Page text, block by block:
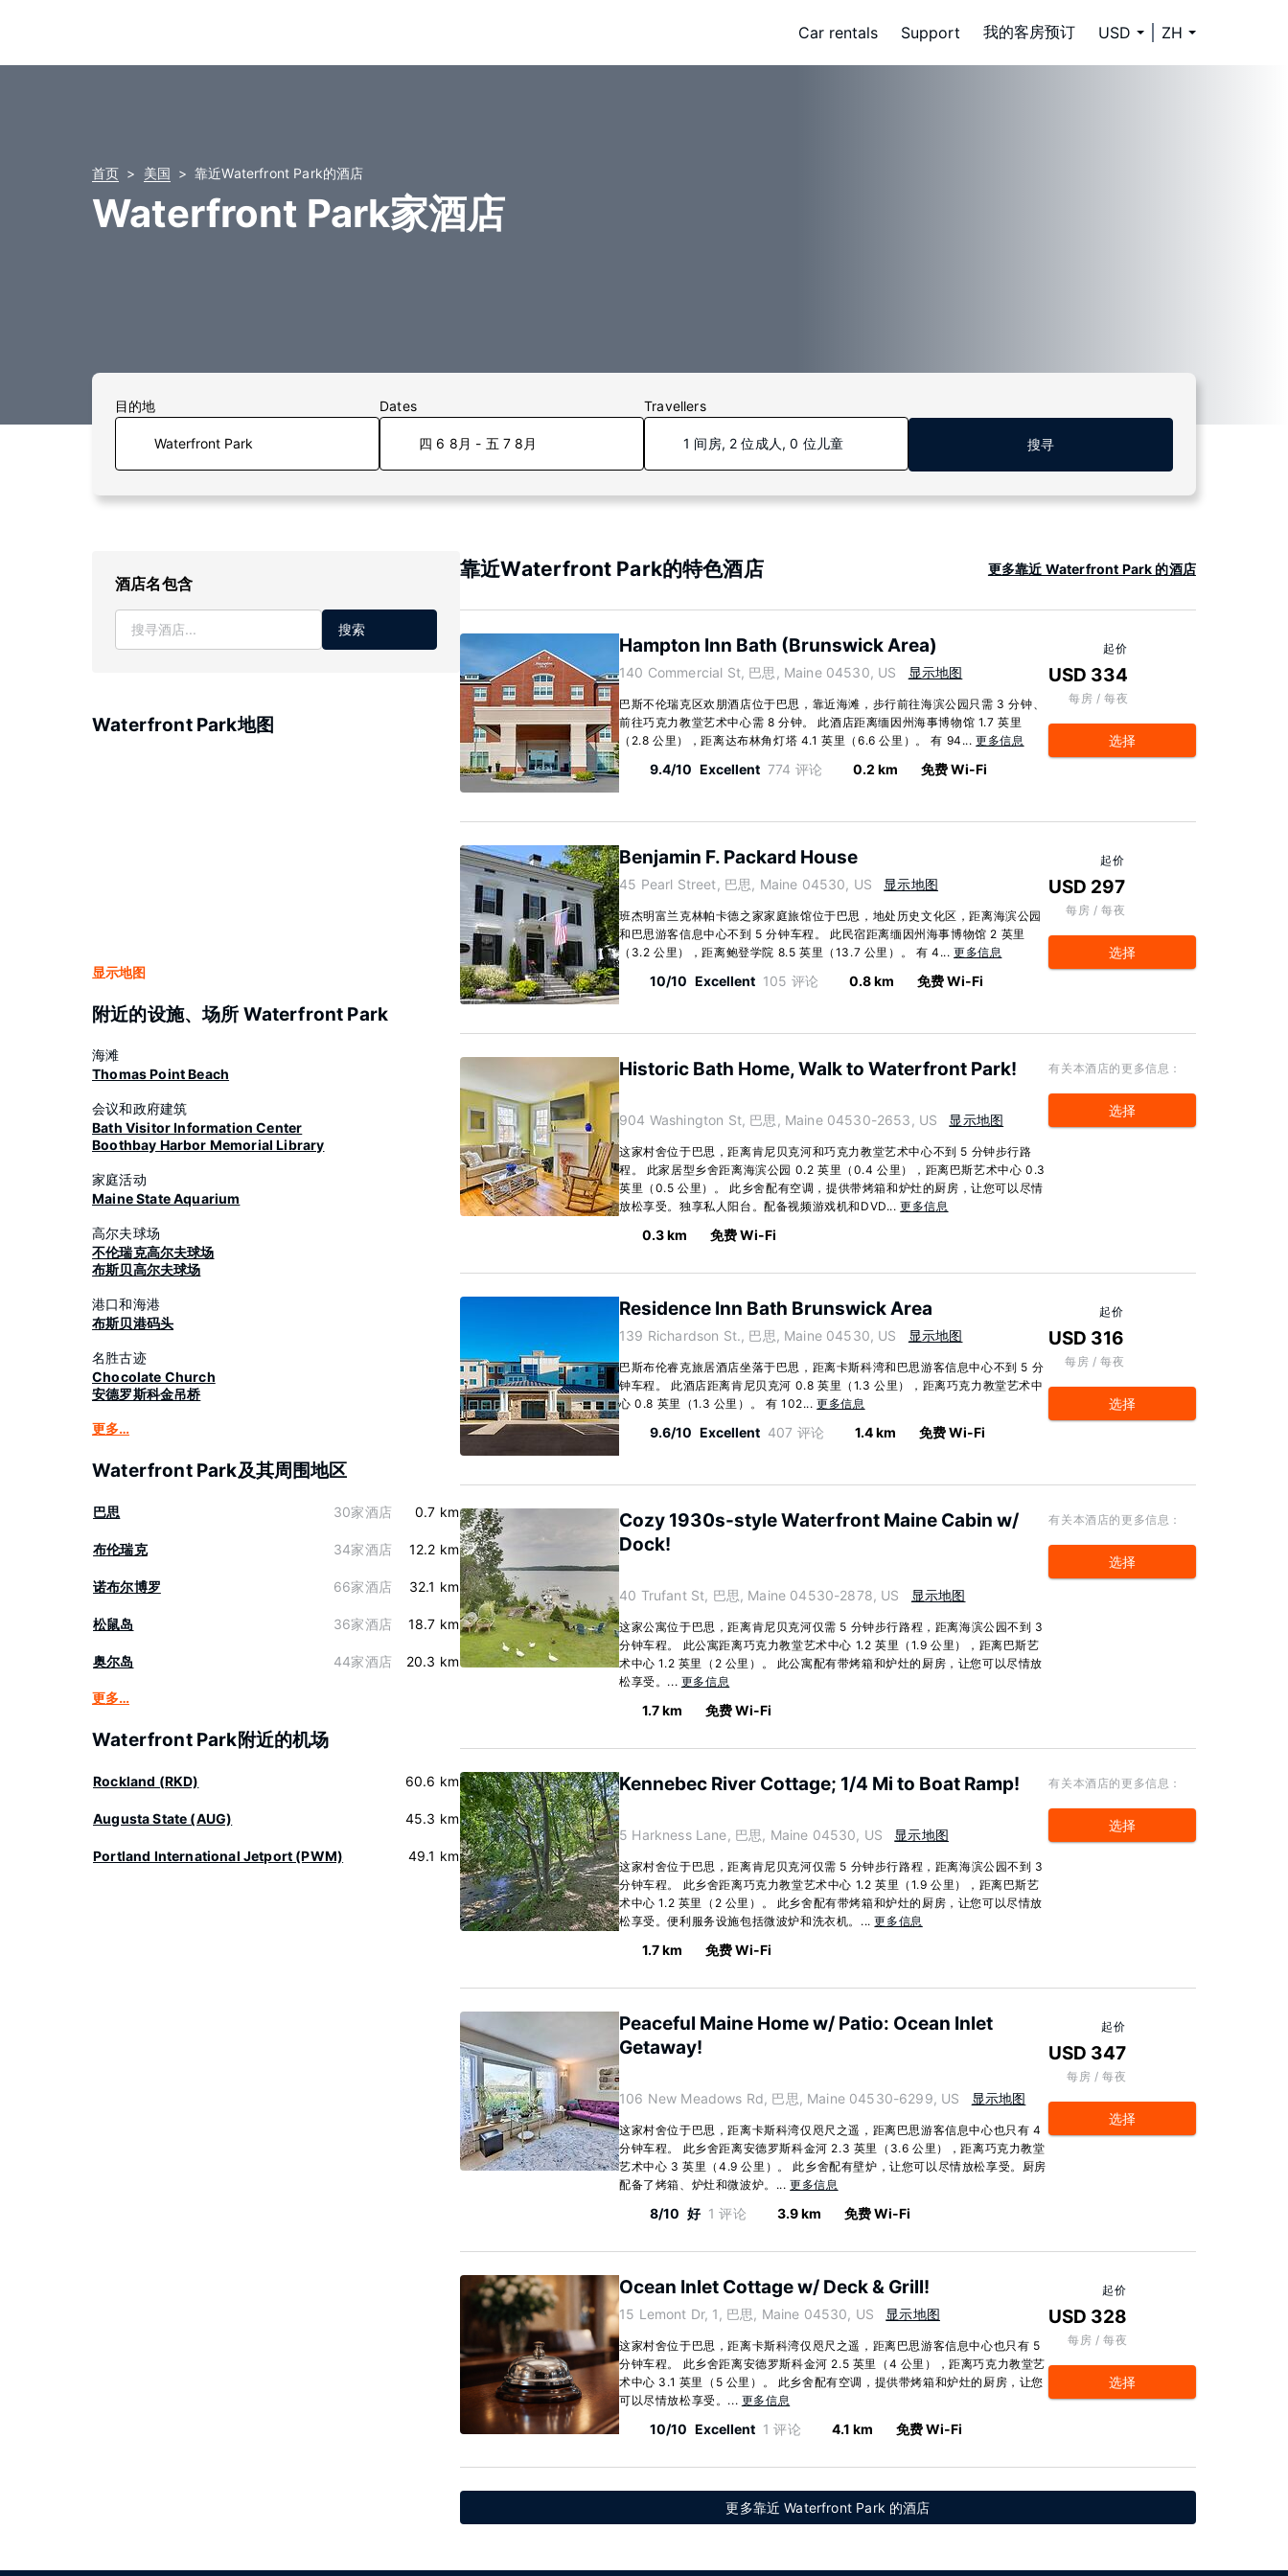
Car rentals Support 我的客房预订 USD ZH
首页 美国 靠近Waterfront Park的酒店
Waterfront Park家酒店
目的地 Dates
四 6 8月 - 五 7 8月
Travellers
1 间房, 2 位成人, 0 位儿童 搜寻
酒店名包含
搜索
Waterfront Park地图
显示地图
附近的设施、场所 Waterfront Park
海滩
Thomas Point Beach
会议和政府建筑
Bath Visitor Information Center
Boothbay Harbor Memorial Library
家庭活动
Maine State Aquarium
高尔夫球场
不伦瑞克高尔夫球场
布斯贝高尔夫球场
港口和海港
布斯贝港码头
名胜古迹
Chocolate Church
安德罗斯科金吊桥
更多…
Waterfront Park及其周围地区
巴思 30家酒店 0.7 km
布伦瑞克 34家酒店 12.2 km
诺布尔博罗 66家酒店 32.1 km
松鼠岛 36家酒店 18.7 km
奥尔岛 44家酒店 20.3 km
更多…
Waterfront Park附近的机场
Rockland (RKD) 60.6 km
Augusta State (AUG) 45.3 km
Portland International Jetport (PWM) 49.1 km
靠近Waterfront Park的特色酒店 更多靠近 Waterfront Park 的酒店
Hampton Inn Bath (Brunswick Area)
140 Commercial St, 巴思, Maine 04530, US 显示地图
巴斯不伦瑞克区欢朋酒店位于巴思，靠近海滩，步行前往海滨公园只需 3 分钟、
前往巧克力教堂艺术中心需 8 分钟。 此酒店距离缅因州海事博物馆 1.7 英里
（2.8 公里），距离达布林角灯塔 4.1 英里（6.6 公里）。 有 94...更多信息
9.4/10 Excellent 774 评论 0.2 km 免费 Wi-Fi
起价
USD 334
每房 / 每夜
选择
Benjamin F. Packard House
45 Pearl Street, 巴思, Maine 04530, US 显示地图
班杰明富兰克林帕卡德之家家庭旅馆位于巴思，地处历史文化区，距离海滨公园
和巴思游客信息中心不到 5 分钟车程。 此民宿距离缅因州海事博物馆 2 英里
（3.2 公里），距离鲍登学院 8.5 英里（13.7 公里）。 有 4...更多信息
10/10 Excellent 105 评论 0.8 km 免费 Wi-Fi
起价
USD 297
每房 / 每夜
选择
Historic Bath Home, Walk to Waterfront Park!
904 Washington St, 巴思, Maine 04530-2653, US 显示地图
这家村舍位于巴思，距离肯尼贝克河和巧克力教堂艺术中心不到 5 分钟步行路
程。 此家居型乡舍距离海滨公园 0.2 英里（0.4 公里），距离巴斯艺术中心 0.3
英里（0.5 公里）。 此乡舍配有空调，提供带烤箱和炉灶的厨房，让您可以尽情
放松享受。独享私人阳台。配备视频游戏机和DVD...更多信息
0.3 km 免费 Wi-Fi
有关本酒店的更多信息：
选择
Residence Inn Bath Brunswick Area
139 Richardson St., 巴思, Maine 04530, US 显示地图
巴斯布伦睿克旅居酒店坐落于巴思，距离卡斯科湾和巴思游客信息中心不到 5 分
钟车程。 此酒店距离肯尼贝克河 0.8 英里（1.3 公里），距离巧克力教堂艺术中
心 0.8 英里（1.3 公里）。 有 102...更多信息
9.6/10 Excellent 407 评论 1.4 km 免费 Wi-Fi
起价
USD 316
每房 / 每夜
选择
Cozy 1930s-style Waterfront Maine Cabin w/
Dock!
40 Trufant St, 巴思, Maine 04530-2878, US 显示地图
这家公寓位于巴思，距离肯尼贝克河仅需 5 分钟步行路程，距离海滨公园不到 3
分钟车程。 此公寓距离巧克力教堂艺术中心 1.2 英里（1.9 公里），距离巴斯艺
术中心 1.2 英里（2 公里）。 此公寓配有带烤箱和炉灶的厨房，让您可以尽情放
松享受。... 更多信息
1.7 km 免费 Wi-Fi
有关本酒店的更多信息：
选择
Kennebec River Cottage; 1/4 Mi to Boat Ramp!
5 Harkness Lane, 巴思, Maine 04530, US 显示地图
这家村舍位于巴思，距离肯尼贝克河仅需 5 分钟步行路程，距离海滨公园不到 3
分钟车程。 此乡舍距离巧克力教堂艺术中心 1.2 英里（1.9 公里），距离巴斯艺
术中心 1.2 英里（2 公里）。 此乡舍配有带烤箱和炉灶的厨房，让您可以尽情放
松享受。便利服务设施包括微波炉和洗衣机。...更多信息
1.7 km 免费 Wi-Fi
有关本酒店的更多信息：
选择
Peaceful Maine Home w/ Patio: Ocean Inlet
Getaway!
106 New Meadows Rd, 巴思, Maine 04530-6299, US 显示地图
这家村舍位于巴思，距离卡斯科湾仅咫尺之遥，距离巴思游客信息中心也只有 4
分钟车程。 此乡舍距离安德罗斯科金河 2.3 英里（3.6 公里），距离巧克力教堂
艺术中心 3 英里（4.9 公里）。 此乡舍配有壁炉，让您可以尽情放松享受。厨房
配备了烤箱、炉灶和微波炉。...更多信息
8/10 好 1 评论 3.9 km 免费 Wi-Fi
起价
USD 347
每房 / 每夜
选择
Ocean Inlet Cottage w/ Deck & Grill!
15 Lemont Dr, 1, 巴思, Maine 04530, US 显示地图
这家村舍位于巴思，距离卡斯科湾仅咫尺之遥，距离巴思游客信息中心也只有 5
分钟车程。 此乡舍距离安德罗斯科金河 2.5 英里（4 公里），距离巧克力教堂艺
术中心 3.1 英里（5 公里）。 此乡舍配有空调，提供带烤箱和炉灶的厨房，让您
可以尽情放松享受。... 更多信息
10/10 Excellent 1 评论 4.1 km 免费 Wi-Fi
起价
USD 328
每房 / 每夜
选择
更多靠近 Waterfront Park 的酒店